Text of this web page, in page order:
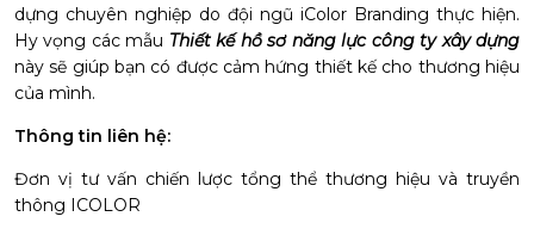
dựng chuyên nghiệp do đội ngũ iColor Branding thực hiện.
Hy vọng các mẫu Thiết kế hồ sơ năng lực công ty xây dựng
này sẽ giúp bạn có được cảm hứng thiết kế cho thương hiệu
của mình.
Thông tin liên hệ:
Đơn vị tư vấn chiến lược tổng thể thương hiệu và truyền
thông ICOLOR